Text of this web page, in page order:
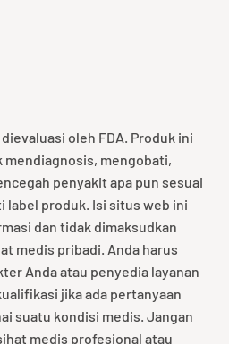
oleh FDA. Produk ini
mengobati,
penyakit apa pun sesuai
label produk. Isi situs web ini
dan tidak dimaksudkan
medis pribadi. Anda harus
Anda atau penyedia layanan
jika ada pertanyaan
suatu kondisi medis. Jangan
medis profesional atau